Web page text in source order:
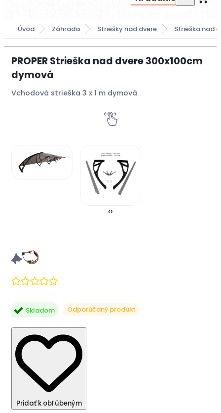
Úvod Záhrada Striešky nad dvere Strieška nad
PROPER Strieška nad dvere 300x100cm
dymová
Vchodová strieška 3 x 1 m dymová
‹›
Skladom Odporúčaný produkt
Pridať k obľúbeným